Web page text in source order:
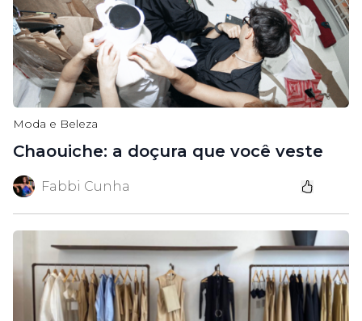
Moda e Beleza
Chaouiche: a doçura que você veste
Fabbi Cunha